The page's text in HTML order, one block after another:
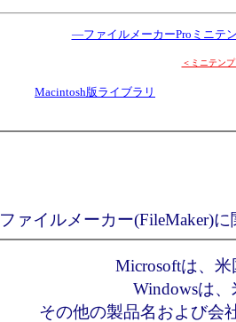
―ファイルメーカーProミニテ
＜ミニテン
Macintosh版ライブラリ
ファイルメーカー(FileMaker)
Microsoftは、
Windowsは
その他の製品名および会